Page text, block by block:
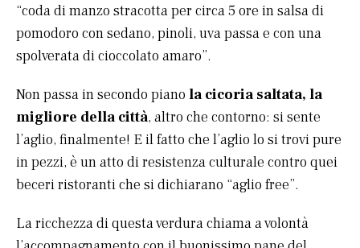
“coda di manzo stracotta per circa 5 ore in salsa di
pomodoro con sedano, pinoli, uva passa e con una
spolverata di cioccolato amaro”.
Non passa in secondo piano la cicoria saltata, la
migliore della città, altro che contorno: si sente
l’aglio, finalmente! E il fatto che l’aglio lo si trovi pure
in pezzi, è un atto di resistenza culturale contro quei
beceri ristoranti che si dichiarano “aglio free”.
La ricchezza di questa verdura chiama a volontà